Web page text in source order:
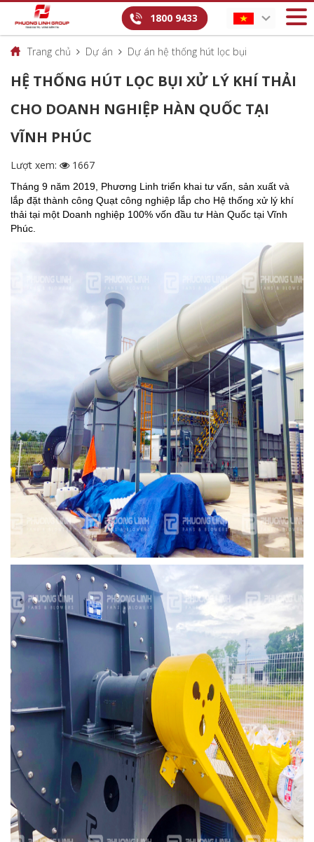
1800 9433
Trang chủ Dự án Dự án hệ thống hút lọc bụi
HỆ THỐNG HÚT LỌC BỤI XỬ LÝ KHÍ THẢI
CHO DOANH NGHIỆP HÀN QUỐC TẠI
VĨNH PHÚC
Lượt xem: 1667
Tháng 9 năm 2019, Phương Linh triển khai tư vấn, sản xuất và
lắp đặt thành công Quạt công nghiệp lắp cho Hệ thống xử lý khí
thải tại một Doanh nghiệp 100% vốn đầu tư Hàn Quốc tại Vĩnh
Phúc.